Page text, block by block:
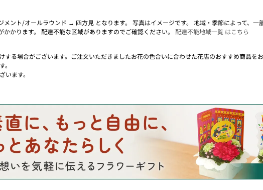
ント/オールラウンド → 四方見 となります。 写真はイメージです。 地域・季節によって、一
かります。 配達不能な区域がありますのでご確認ください。 配達不能地域一覧 はこちら
る場合がございます。ご注文いただきましたお花の色合いに合わせた花店のおすすめ商品をお
います。